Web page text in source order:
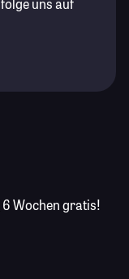
uns auf
6 Wochen gratis!